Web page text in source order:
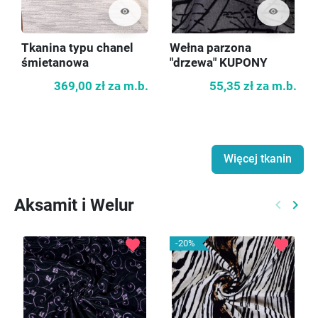
visibility
Tkanina typu chanel
śmietanowa
369,00 zł za m.b.
visibility
Wełna parzona
"drzewa" KUPONY
55,35 zł za m.b.
Więcej tkanin
Aksamit i Welur keyboard_arrow_left keyboard_arrow_right
favorite -20% favorite